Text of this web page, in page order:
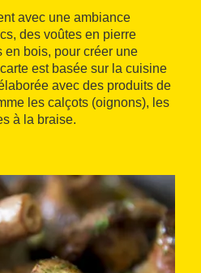
avec une ambiance
des voûtes en pierre
en bois, pour créer une
est basée sur la cuisine
avec des produits de
les calçots (oignons), les
à la braise.